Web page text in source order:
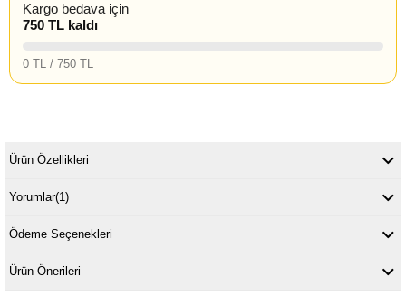
Kargo bedava için
750 TL kaldı
0 TL / 750 TL
Ürün Özellikleri
Yorumlar(1)
Ödeme Seçenekleri
Ürün Önerileri